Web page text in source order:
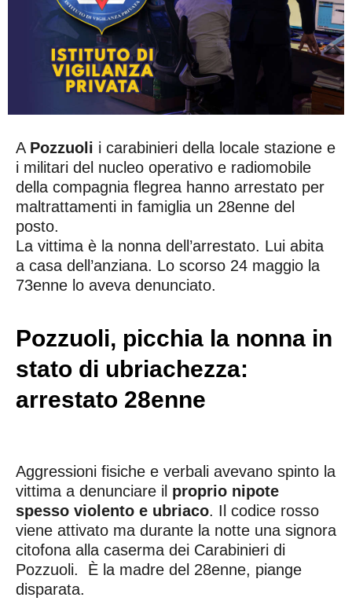
A Pozzuoli i carabinieri della locale stazione e
i militari del nucleo operativo e radiomobile
della compagnia flegrea hanno arrestato per
maltrattamenti in famiglia un 28enne del
posto.
La vittima è la nonna dell’arrestato. Lui abita
a casa dell’anziana. Lo scorso 24 maggio la
73enne lo aveva denunciato.
Pozzuoli, picchia la nonna in
stato di ubriachezza:
arrestato 28enne
Aggressioni fisiche e verbali avevano spinto la
vittima a denunciare il proprio nipote
spesso violento e ubriaco. Il codice rosso
viene attivato ma durante la notte una signora
citofona alla caserma dei Carabinieri di
Pozzuoli. È la madre del 28enne, piange
disparata.